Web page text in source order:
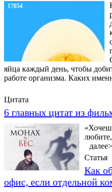
17054
яйца каждый день, чтобы
работе организма. Каких
Цитата
6 главных цитат из
Статья
Как
офис, если отдельной